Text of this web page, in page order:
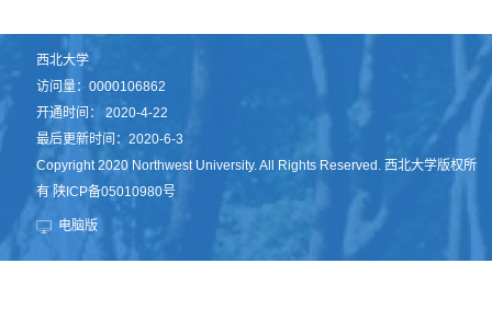
西北大学
访问量：0000106862
开通时间：2020-4-22
最后更新时间：2020-6-3
Copyright 2020 Northwest University. All Rights Reserved. 西北大学版权所
有 陕ICP备05010980号
电脑版